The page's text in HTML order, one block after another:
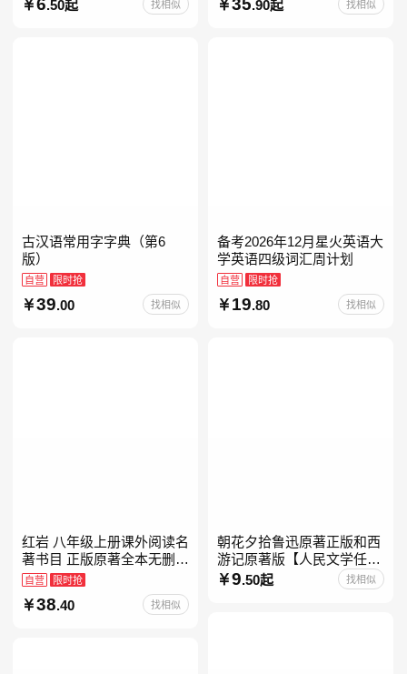
.90起 找相似
鱼跳龙门和大人一起读中国
.50起 找相似
古汉语常用字字典（第6
版）
自营 限时抢
39.00 找相似
备考2026年12月星火英语大
学英语四级词汇周计划
自营 限时抢
19.80 找相似
红岩 八年级上册课外阅读名
著书目 正版原著全本无删减
罗广斌杨益言著爱国主义红
色经典书籍初中生课外书中
国青年出版社
自营 限时抢
38.40 找相似
朝花夕拾鲁迅原著正版和西
游记原著版【人民文学任
选】七年级上册全新升级新
增思维导图必读正版课外书
9.50起 找相似